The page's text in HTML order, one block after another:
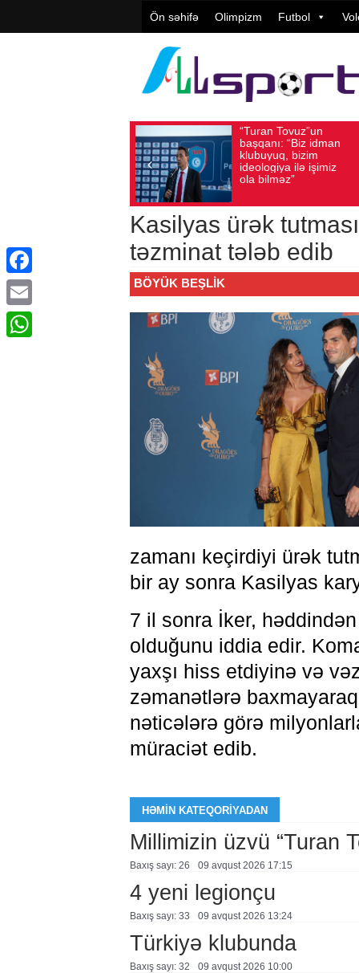
Ön səhifə Olimpizm Futbol
başqanı: “Biz idman
klubuyuq, bizim
ideologiya ilə işimiz
ola bilməz”
Avqust 05, 2026
Kasilyas ürək
təzminat tələb edib
BÖYÜK BEŞLIK
zamanı keçirdiyi ürək
bir ay sonra Kasilyas
7 il sonra İker,
olduğunu iddia edir.
yaxşı hiss etdiyinə və
zəmanətlərə
nəticələrə görə
müraciət edib.
HƏMIN KATEQORIYADAN
Millimizin üzvü “Turan
Baxış sayı: 26 09 avqust 2026 17:15
4 yeni legionçu
Baxış sayı: 33 09 avqust 2026 13:24
Türkiyə klubunda
Baxış sayı: 32 09 avqust 2026 10:00
Facebook
Email